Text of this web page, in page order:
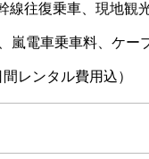
往復乗車、現地観
嵐電車乗車料、ケー
レンタル費用込）